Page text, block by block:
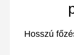
Hosszú